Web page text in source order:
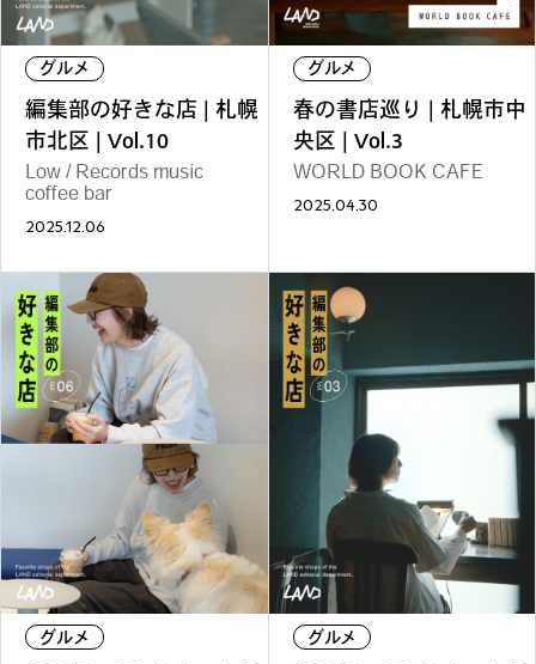
# 僕らの便利酒場
古着界隈
#Meet-Up Spot
#呑める粉もんの世界
#夢中になれる、仕事のは
なし
グルメ
編集部の好きな店 | 札幌
市北区 | Vol.10
Low / Records music
coffee bar
2025.12.06
グルメ
春の書店巡り | 札幌市中
央区 | Vol.3
WORLD BOOK CAFE
2025.04.30
グルメ グルメ